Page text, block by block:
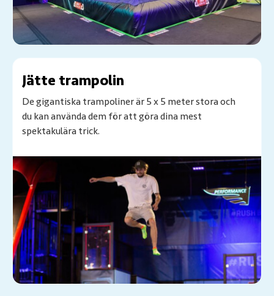
Jätte trampolin
De gigantiska trampoliner är 5 x 5 meter stora och
du kan använda dem för att göra dina mest
spektakulära trick.